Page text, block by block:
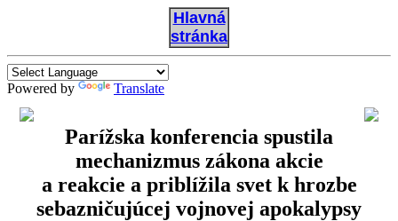
Hlavná
stránka
Powered by Translate
Parížska konferencia spustila
mechanizmus zákona akcie
a reakcie a priblížila svet k hrozbe
sebazničujúcej vojnovej apokalypsy